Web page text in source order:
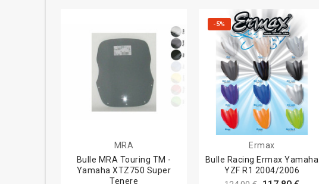
MRA
Bulle MRA Touring TM -
Yamaha XTZ750 Super
Tenere
-5%
Ermax
Bulle Racing Ermax Yamaha
YZF R1 2004/2006